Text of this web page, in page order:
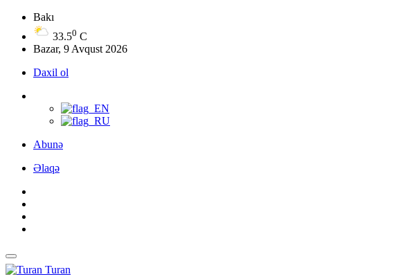
Bakı
33.50 C
Bazar, 9 Avqust 2026
Daxil ol
Abunə
Əlaqə
Turan